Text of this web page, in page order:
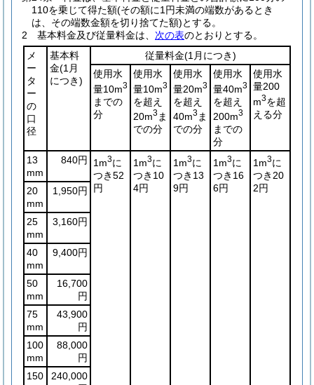
110を乗じて得た額(その額に1円未満の端数があるとき
は、その端数金額を切り捨てた額)とする。
2
基本料金及び従量料金は、 次の表のとおりとする。
メ
ー
タ
ー
の
口
径
基本料
金(1月
につき)
従量料金(1月につき)
使用水
量10m3
までの
分
使用水
量10m3
を超え
20m3ま
での分
使用水
量20m3
を超え
40m3ま
での分
使用水
量40m3
を超え
200m3
までの
分
使用水
量200
m3を超
える分
13
mm
840円 1m3に
つき52
円
1m3に
つき10
4円
1m3に
つき13
9円
1m3に
つき16
6円
1m3に
つき20
2円
20
mm
1,950円
25
mm
3,160円
40
mm
9,400円
50
mm
16,700
円
75
mm
43,900
円
100
mm
88,000
円
150
240,000